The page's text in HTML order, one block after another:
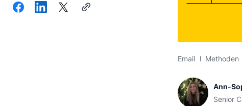
Email Methoden
Ann-
Senior